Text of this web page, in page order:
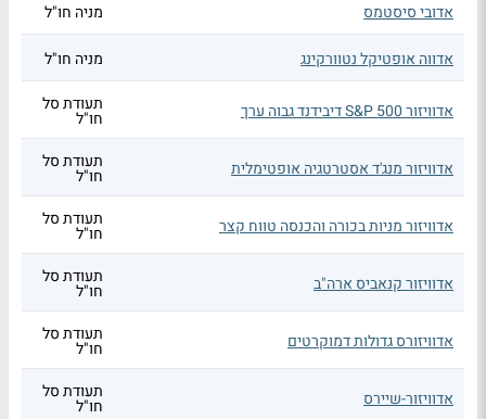
אדובי סיסטמס
מניה חו"ל
אדווה אופטיקל נטוורקינג מניה חו"ל
אדוויזור S&P 500 דיבידנד גבוה ערך תעודת סל
חו"ל
אדוויזור מנג'ד אסטרטגיה אופטימלית תעודת סל
חו"ל
אדוויזור מניות בכורה והכנסה טווח קצר תעודת סל
חו"ל
אדוויזור קנאביס ארה"ב תעודת סל
חו"ל
אדוויזורס גדולות דמוקרטים תעודת סל
חו"ל
אדוויזור-שיירס תעודת סל
חו"ל